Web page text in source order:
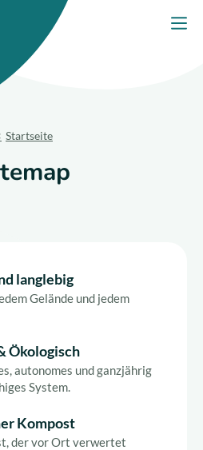
Startseite
langlebig
Gelände und jedem
Ökologisch
autonomes und ganzjährig
System.
Kompost
der vor Ort verwertet